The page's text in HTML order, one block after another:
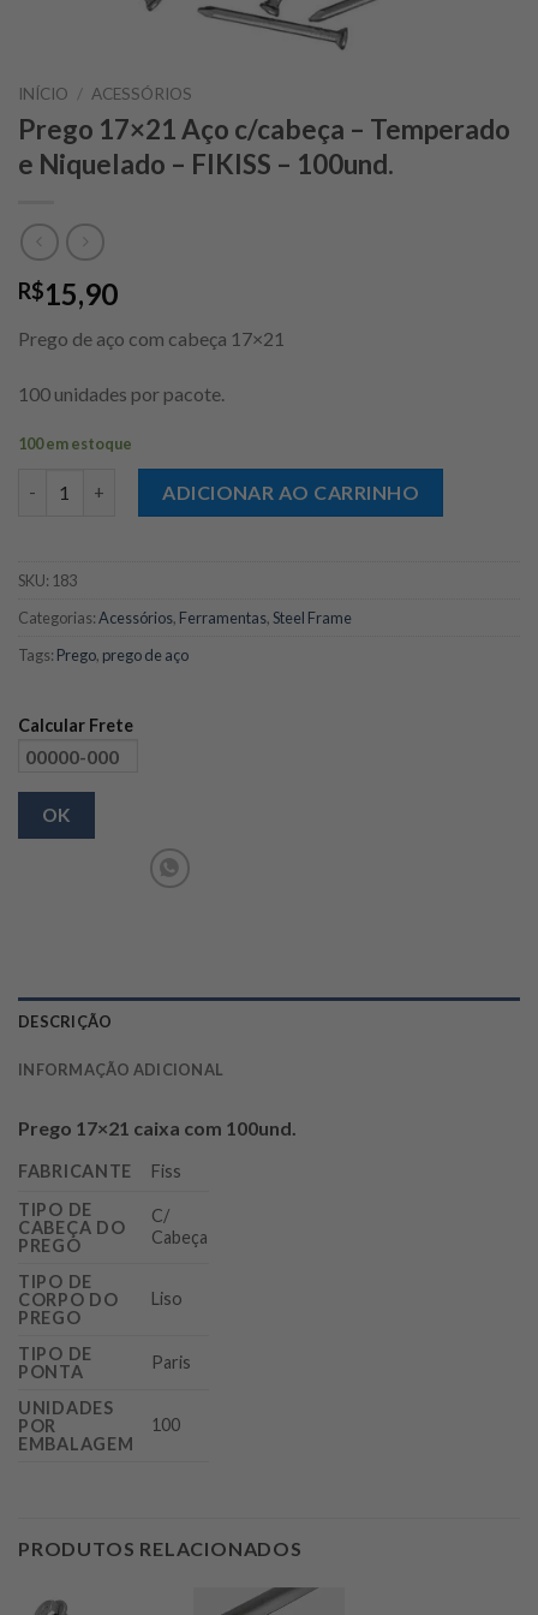
INÍCIO / ACESSÓRIOS
Prego 17×21 Aço c/cabeça – Temperado
e Niquelado – FIKISS – 100und.
R$15,90
Prego de aço com cabeça 17×21
100 unidades por pacote.
100 em estoque
ADICIONAR AO CARRINHO
SKU: 183
Categorias:Acessórios, Ferramentas,Steel Frame
Tags: Prego, prego de aço
Calcular Frete
OK
DESCRIÇÃO
INFORMAÇÃO ADICIONAL
Prego 17×21 caixa com 100und.
FABRICANTE
Fiss
TIPO DE
CABEÇA DO
PREGO
C/
Cabeça
TIPO DE
CORPO DO
PREGO
Liso
TIPO DE
PONTA
Paris
UNIDADES
POR
EMBALAGEM
100
PRODUTOS RELACIONADOS